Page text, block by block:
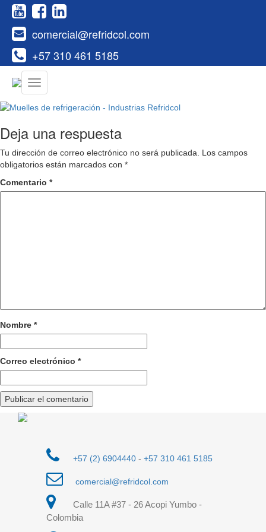
+57 310 461 5185
comercial@refridcol.com
Deja una respuesta
Tu dirección de correo electrónico no será publicada. Los campos
obligatorios están marcados con *
Comentario *
Nombre *
Correo electrónico *
+57 (2) 6904440- +57 310 461 5185
comercial@refridcol.com
Calle 11A #37 - 26 Acopi Yumbo -
Colombia